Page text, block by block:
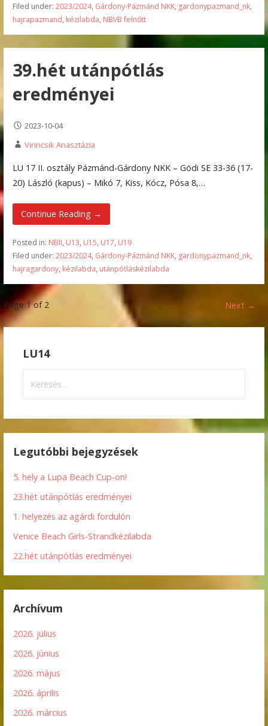
Filed under: 2023/2024, Gárdony-Pázmánd NKK, gardonypazmand_nk,
hajrapazmand, kézilabda, NBI/B felnőtt
39.hét utánpótlás
eredményei
2023-10-04
Virincsik Anasztázia
LU 17 II. osztály Pázmánd-Gárdony NKK – Gödi SE 33-36 (17-
20) László (kapus) – Mikó 7, Kiss, Kócz, Pósa 8,…
Continue Reading →
Posted in: NBII, U13, U15, U17, U19
Filed under: 2023/2024, Gárdony-Pázmánd NKK, gardonypazmand_nk,
hajragardony, kézilabda, utánpótláskézilabda
Bejegyzés
navigation
Page 1 of 2 Next →
LU14
Legutóbbi bejegyzések
5. hely a Lupa Beach Cup-on!
23.hét utánpótlás eredményei
1. helyezés az agárdi fordulón
Venice Beach Girls-Strandkézilabda
22.hét utánpótlás eredményei
Archívum
2026. július
2026. június
2026. május
2026. április
2026. március